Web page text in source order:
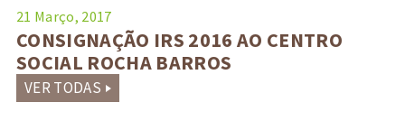
21 Março, 2017
CONSIGNAÇÃO IRS 2016 AO CENTRO
SOCIAL ROCHA BARROS
VER TODAS